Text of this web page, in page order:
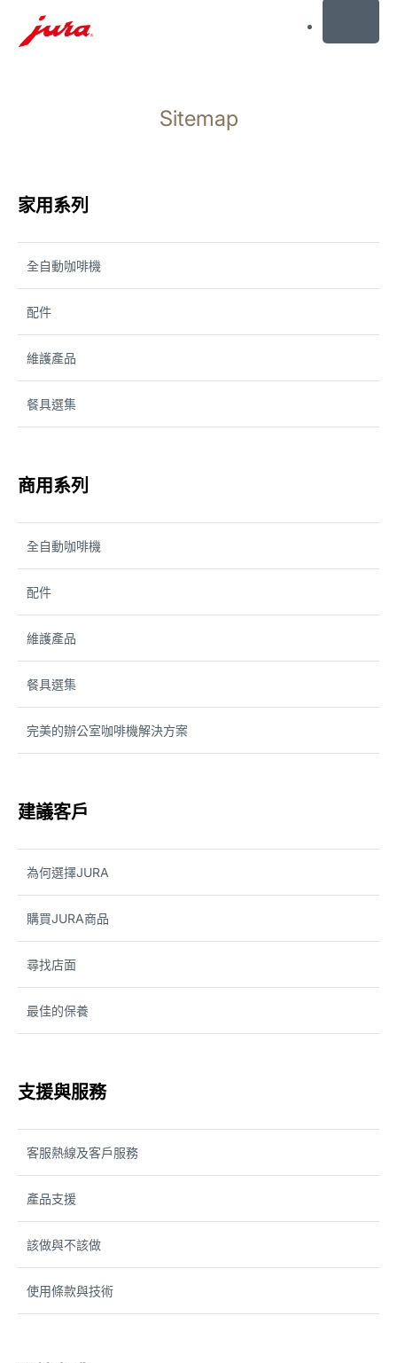
Sitemap
家用系列
全自動咖啡機
配件
維護產品
餐具選集
商用系列
全自動咖啡機
配件
維護產品
餐具選集
完美的辦公室咖啡機解決方案
建議客戶
為何選擇JURA
購買JURA商品
尋找店面
最佳的保養
支援與服務
客服熱線及客戶服務
產品支援
該做與不該做
使用條款與技術